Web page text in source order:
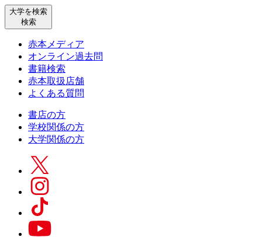
大学を検索
検索
赤本メディア
オンライン過去問
書籍検索
赤本取扱店舗
よくある質問
書店の方
学校関係の方
大学関係の方